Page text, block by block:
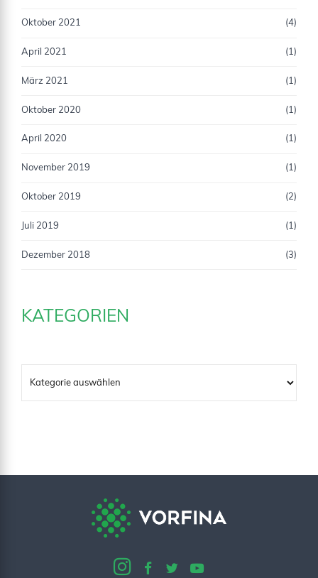
Oktober 2021 (4)
April 2021 (1)
März 2021 (1)
Oktober 2020 (1)
April 2020 (1)
November 2019 (1)
Oktober 2019 (2)
Juli 2019 (1)
Dezember 2018 (3)
KATEGORIEN